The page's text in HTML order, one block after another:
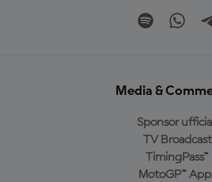
Media &
Sponsor
TV Broadcast
TimingPass™
MotoGP™